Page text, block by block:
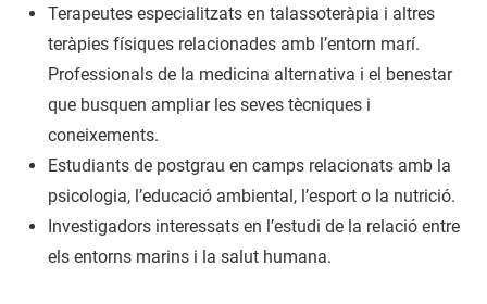
Terapeutes especialitzats en talassoteràpia i altres
teràpies físiques relacionades amb l’entorn marí.
Professionals de la medicina alternativa i el benestar
que busquen ampliar les seves tècniques i
coneixements.
Estudiants de postgrau en camps relacionats amb la
psicologia, l’educació ambiental, l’esport o la nutrició.
Investigadors interessats en l’estudi de la relació entre
els entorns marins i la salut humana.